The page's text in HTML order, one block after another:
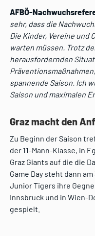
AFBÖ-
sehr, dass die
Die Kinder, Vereine und
warten müssen. Trotz
herausfordernden
spannende Saison. Ich
Saison und maximalen
Graz macht den
Zu Beginn der Saison
der 11-Mann-Klasse, in
Graz Giants auf die die
Game Day steht dann
Junior Tigers ihre
Innsbruck und in Wien-
gespielt.